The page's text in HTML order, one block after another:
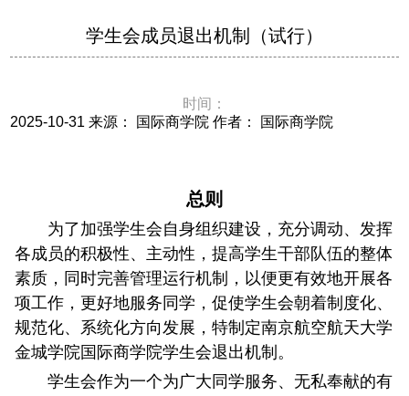
学生会成员退出机制（试行）
时间：
2025-10-31 来源： 国际商学院 作者： 国际商学院
总则
为了加强学生会自身组织建设，充分调动、发挥
各成员的积极性、主动性，提高学生干部队伍的整体
素质，同时完善管理运行机制，以便更有效地开展各
项工作，更好地服务同学，促使学生会朝着制度化、
规范化、系统化方向发展，特制定南京航空航天大学
金城学院国际商学院学生会退出机制。
学生会作为一个为广大同学服务、无私奉献的有